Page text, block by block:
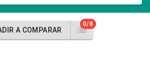
A COMPARAR
0/8